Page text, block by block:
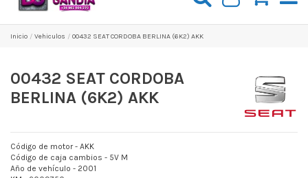
Inicio Vehiculos 00432 SEAT CORDOBA BERLINA (6K2) AKK
00432 SEAT CORDOBA
BERLINA (6K2) AKK
Código de motor - AKK
Código de caja cambios - 5V M
Año de vehículo - 2001